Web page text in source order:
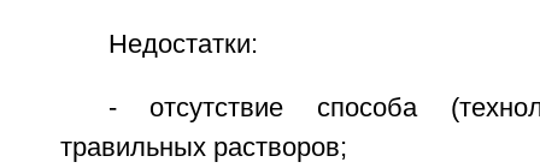
Недостатки:
- отсутствие способа
травильных растворов;